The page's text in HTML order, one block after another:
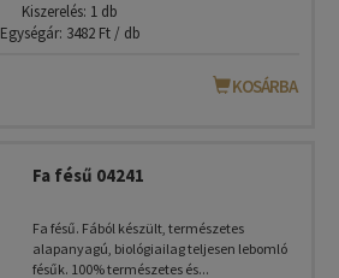
Kiszerelés: 1 db
Egységár: 3482 Ft / db
KOSÁRBA
Fa fésű 04241
Fa fésű. Fából készült, természetes
alapanyagú, biológiailag teljesen lebomló
fésűk. 100% természetes és...